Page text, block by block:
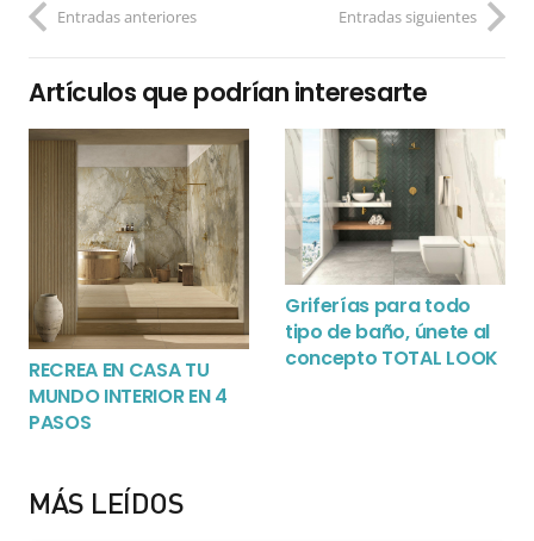
Entradas anteriores Entradas siguientes
Artículos que podrían interesarte
RECREA EN CASA TU
MUNDO INTERIOR EN 4
PASOS
Griferías para todo
tipo de baño, únete al
concepto TOTAL LOOK
MÁS LEÍDOS